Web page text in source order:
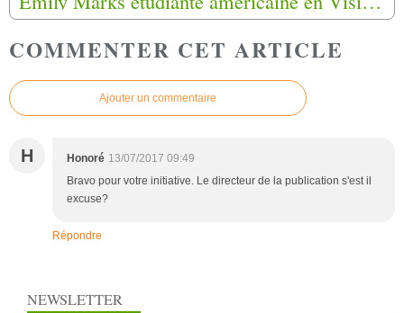
COMMENTER CET ARTICLE
Ajouter un commentaire
H Honoré 13/07/2017 09:49
Bravo pour votre initiative. Le directeur de la publication s'est il
excuse?
Répondre
NEWSLETTER